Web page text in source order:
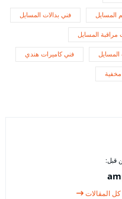
المسايل فني بدالات المسايل
المسايل
فني كاميرات هندي
مخفية
قبل:
المقالات